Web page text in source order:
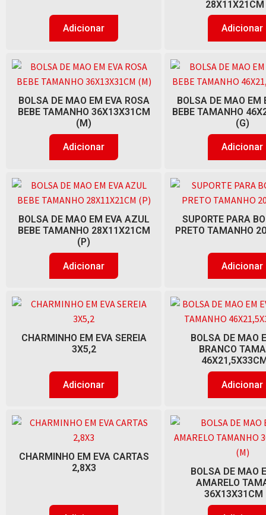
Adicionar Adicionar
BOLSA DE MAO EM EVA ROSA
BEBE TAMANHO 36X13X31CM
(M)
Adicionar
BOLSA DE MAO EM
BEBE TAMANHO
(G)
Adicionar
BOLSA DE MAO EM EVA AZUL
BEBE TAMANHO 28X11X21CM
(P)
Adicionar
SUPORTE PARA
PRETO TAMANHO
Adicionar
CHARMINHO EM EVA SEREIA
3X5,2
Adicionar
BOLSA DE MAO
BRANCO
Adicionar
CHARMINHO EM EVA CARTAS
2,8X3
BOLSA DE MAO
AMARELO
36X13X31CM